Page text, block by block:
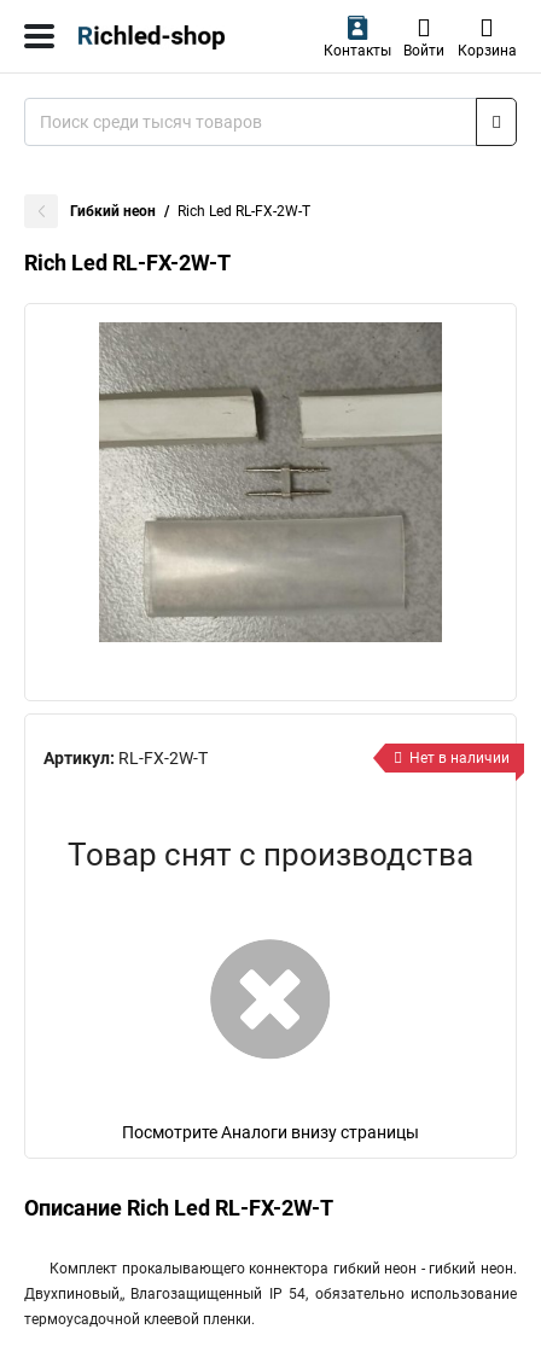
Контакты Войти Корзина
Гибкий неон Rich Led RL-FX-2W-Т
Rich Led RL-FX-2W-Т
Артикул: RL-FX-2W-Т Нет в наличии
Товар снят с производства
Посмотрите Аналоги внизу страницы
Описание Rich Led RL-FX-2W-Т
Комплект прокалывающего коннектора гибкий неон - гибкий неон.
Двухпиновый,, Влагозащищенный IP 54, обязательно использование
термоусадочной клеевой пленки.